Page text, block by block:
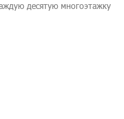
десятую многоэтажку